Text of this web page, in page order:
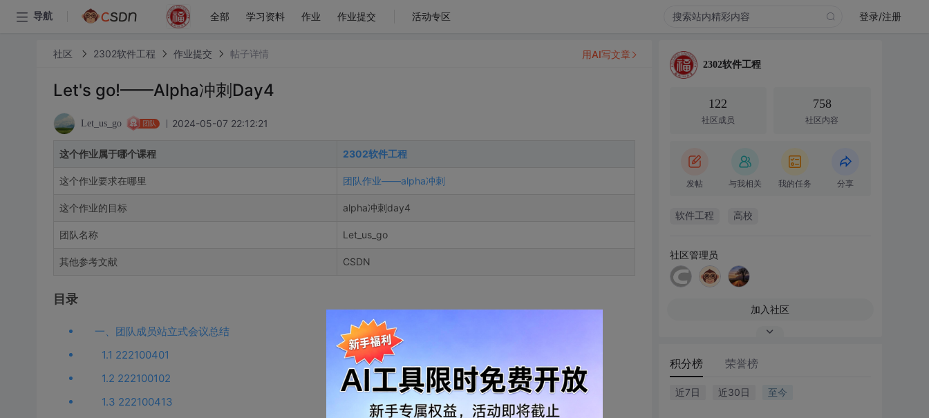
导航 全部 学习资料 作业 作业提交 活动专区 登录/注册
社区 2302软件工程 作业提交 帖子详情
Let's go!——Alpha冲刺Day4
Let_us_go 团队 2024-05-07 22:12:21
这个作业属于哪个课程 2302软件工程
这个作业要求在哪里 团队作业——alpha冲刺
这个作业的目标 alpha冲刺day4
团队名称 Let_us_go
其他参考文献 CSDN
目录
一、团队成员站立式会议总结
1.1 222100401
1.2 222100102
1.3 222100413
用AI写文章
2302软件工程
122
社区成员
758
社区内容
发帖 与我相关 我的任务 分享
软件工程 高校
社区管理员
加入社区
积分榜 荣誉榜
近7日 近30日 至今